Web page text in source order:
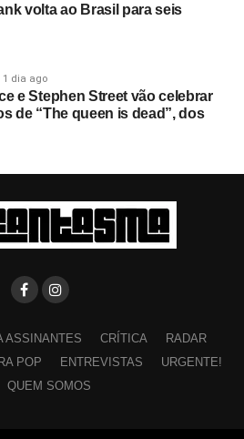
volta ao Brasil para seis
1 dia ago
e Stephen Street vão celebrar
de “The queen is dead”, dos
ASSINANTES CRÍTICA
RADAR
POP ENTREVISTAS
URGENTE!
QUEM SOMOS